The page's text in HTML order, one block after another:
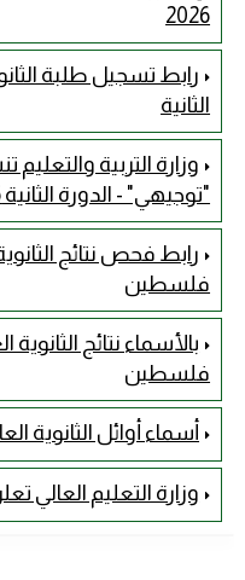
2026
الثانية
وزارة التربية والتعليم
"توجيهي" - الدورة الثانية 2026
فلسطين
فلسطين
أسماء أوائل الثانوية العامة
وزارة التعليم